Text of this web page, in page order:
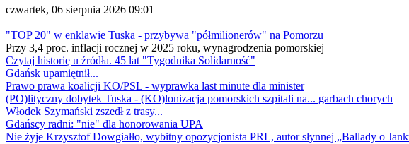
czwartek, 06 sierpnia 2026 09:01
"TOP 20" w enklawie Tuska - przybywa "półmilionerów" na Pomorzu
Przy 3,4 proc. inflacji rocznej w 2025 roku, wynagrodzenia pomorskiej
Czytaj historię u źródła. 45 lat "Tygodnika Solidarność"
Gdańsk upamiętnił...
Prawo prawa koalicji KO/PSL - wyprawka last minute dla minister
(PO)lityczny dobytek Tuska - (KO)lonizacja pomorskich szpitali na... garbach chorych
Włodek Szymański zszedł z trasy...
Gdańscy radni: "nie" dla honorowania UPA
Nie żyje Krzysztof Dowgiałło, wybitny opozycjonista PRL, autor słynnej „Ballady o